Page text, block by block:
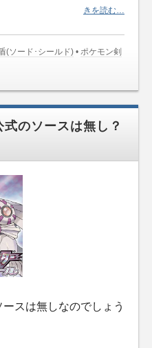
きを読む…
(ソード･シールド) •ポケモン剣
のソースは無し？
スは無しなのでしょう